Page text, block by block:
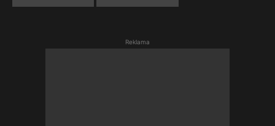
Reklama